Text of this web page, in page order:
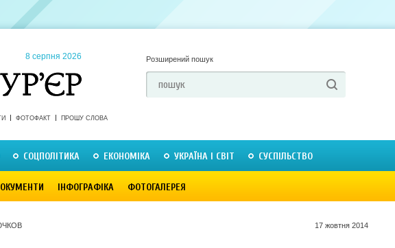
8 серпня 2026 Розширений пошук
ФОТОФАКТ ПРОШУ СЛОВА
СОЦПОЛІТИКА ЕКОНОМІКА УКРАЇНА І СВІТ СУСПІЛЬСТВО
ІНФОГРАФІКА ФОТОГАЛЕРЕЯ
17 жовтня 2014